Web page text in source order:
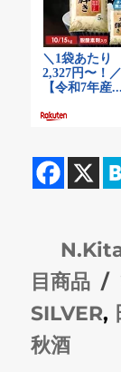
投
稿
者
目商品
SILVER,
秋酒